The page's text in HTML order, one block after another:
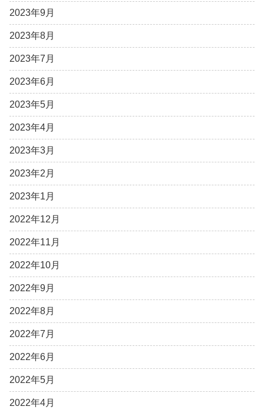
2023年9月
2023年8月
2023年7月
2023年6月
2023年5月
2023年4月
2023年3月
2023年2月
2023年1月
2022年12月
2022年11月
2022年10月
2022年9月
2022年8月
2022年7月
2022年6月
2022年5月
2022年4月